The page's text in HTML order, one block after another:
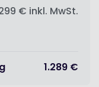
€ inkl. MwSt.
1.289 €